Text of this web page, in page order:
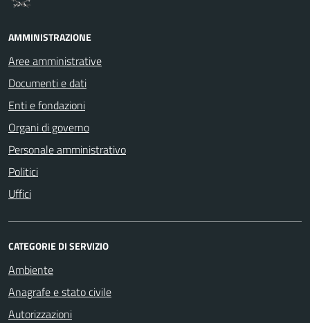
AMMINISTRAZIONE
Aree amministrative
Documenti e dati
Enti e fondazioni
Organi di governo
Personale amministrativo
Politici
Uffici
CATEGORIE DI SERVIZIO
Ambiente
Anagrafe e stato civile
Autorizzazioni